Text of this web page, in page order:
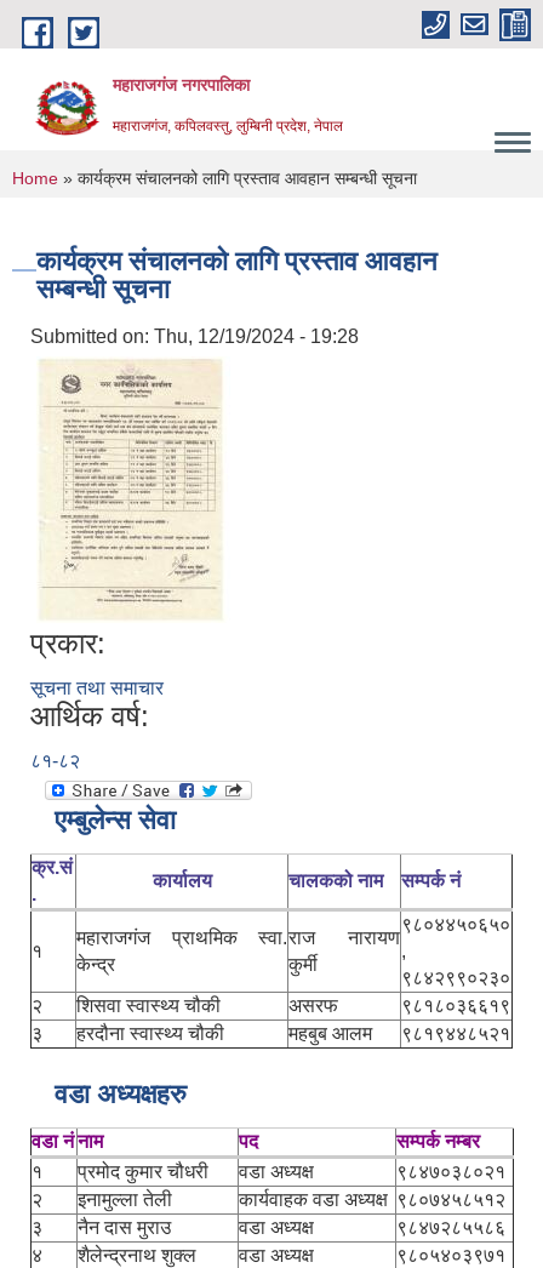
Skip to main content
महाराजगंज नगरपालिका
महाराजगंज, कपिलवस्तु, लुम्बिनी प्रदेश, नेपाल
You are here
Home » कार्यक्रम संचालनको लागि प्रस्ताव आवहान सम्बन्धी सूचना
कार्यक्रम संचालनको लागि प्रस्ताव आवहान
सम्बन्धी सूचना
Submitted on: Thu, 12/19/2024 - 19:28
प्रकार:
सूचना तथा समाचार
आर्थिक वर्ष:
८१-८२
एम्बुलेन्स सेवा
क्र.सं
.
कार्यालय चालकको नाम सम्पर्क नं
१
महाराजगंज प्राथमिक स्वा.
केन्द्र
राज नारायण
कुर्मी
९८०४४५०६५०
,
९८४२९९०२३०
२
शिसवा स्वास्थ्य चौकी असरफ
९८१८०३६६१९
३
हरदौना स्वास्थ्य चौकी महबुब आलम ९८१९४४८५२१
वडा अध्यक्षहरु
वडा नंनाम पद
सम्पर्क नम्बर
१
प्रमोद कुमार चौधरी वडा अध्यक्ष
९८४७०३८०२१
२
इनामुल्ला तेली कार्यवाहक वडा अध्यक्ष ९८०७४५८५१२
३
नैन दास मुराउ वडा अध्यक्ष
९८४७२८५५८६
४
शैलेन्द्रनाथ शुक्ल वडा अध्यक्ष
९८०५४०३९७१